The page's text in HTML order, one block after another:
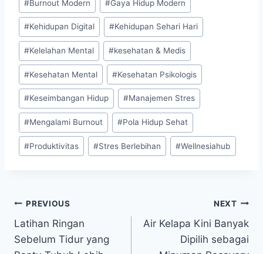
Tags:
#Burnout Modern #Gaya Hidup Modern
#Kehidupan Digital #Kehidupan Sehari Hari
#Kelelahan Mental #kesehatan & Medis
#Kesehatan Mental #Kesehatan Psikologis
#Keseimbangan Hidup #Manajemen Stres
#Mengalami Burnout #Pola Hidup Sehat
#Produktivitas #Stres Berlebihan #Wellnesiahub
Post
navigation
PREVIOUS
Latihan Ringan
Sebelum Tidur yang
NEXT
Air Kelapa Kini Banyak
Dipilih sebagai